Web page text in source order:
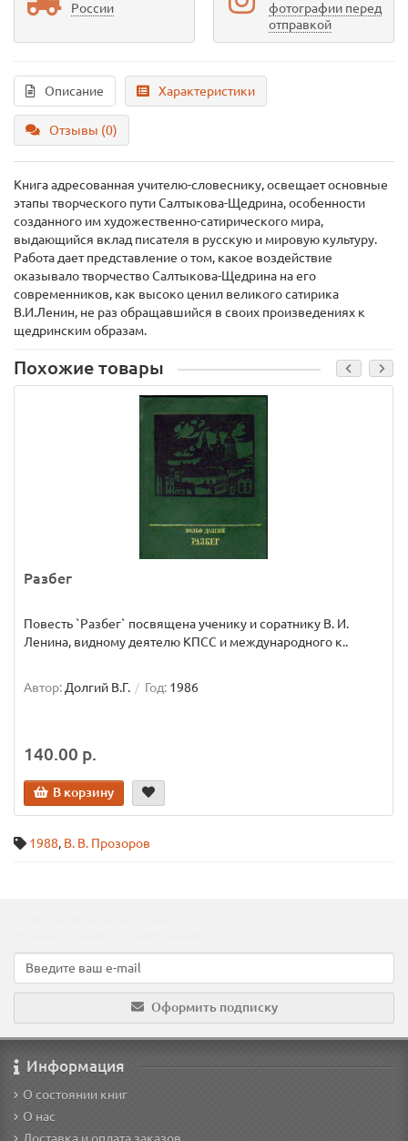
России
фотографии перед
отправкой
Описание Характеристики
Отзывы (0)
Книга адресованная учителю-словеснику, освещает основные
этапы творческого пути Салтыкова-Щедрина, особенности
созданного им художественно-сатирического мира,
выдающийся вклад писателя в русскую и мировую культуру.
Работа дает представление о том, какое воздействие
оказывало творчество Салтыкова-Щедрина на его
современников, как высоко ценил великого сатирика
В.И.Ленин, не раз обращавшийся в своих произведениях к
щедринским образам.
Похожие товары
Разбег
Повесть `Разбег` посвящена ученику и соратнику В. И.
Ленина, видному деятелю КПСС и международного к..
Автор: Долгий В.Г. Год: 1986
140.00 р.
В корзину
1988, В. В. Прозоров
Оформить подписку
Информация
О состоянии книг
О нас